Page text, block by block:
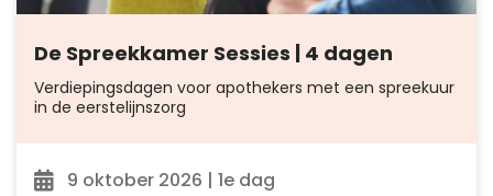
De Spreekkamer Sessies | 4 dagen
Verdiepingsdagen voor apothekers met een spreekuur
in de eerstelijnszorg
9 oktober 2026 | 1e dag